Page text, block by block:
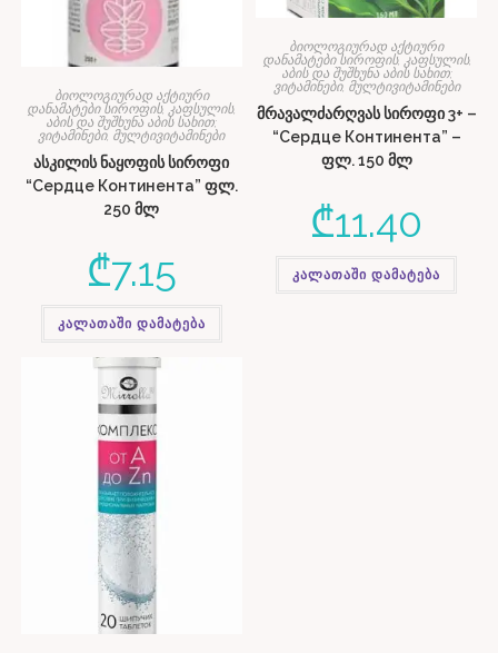
ბიოლოგიურად აქტიური
დანამატები სიროფის, კაფსულის,
აბის და შუშხუნა აბის სახით;
ვიტამინები, მულტივიტამინები
ასკილის ნაყოფის სიროფი
“Сердце Континента” ფლ.
250 მლ
₾7.15
კალათაში დამატება
ბიოლოგიურად აქტიური
დანამატები სიროფის, კაფსულის,
აბის და შუშხუნა აბის სახით;
ვიტამინები, მულტივიტამინები
მრავალძარღვას სიროფი 3+ –
“Сердце Континента” –
ფლ. 150 მლ
₾11.40
კალათაში დამატება